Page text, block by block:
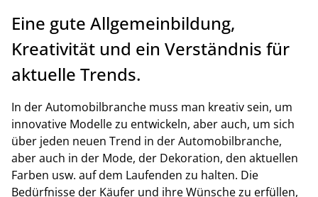
Eine gute Allgemeinbildung,
Kreativität und ein Verständnis für
aktuelle Trends.
In der Automobilbranche muss man kreativ sein, um
innovative Modelle zu entwickeln, aber auch, um sich
über jeden neuen Trend in der Automobilbranche,
aber auch in der Mode, der Dekoration, den aktuellen
Farben usw. auf dem Laufenden zu halten. Die
Bedürfnisse der Käufer und ihre Wünsche zu erfüllen,